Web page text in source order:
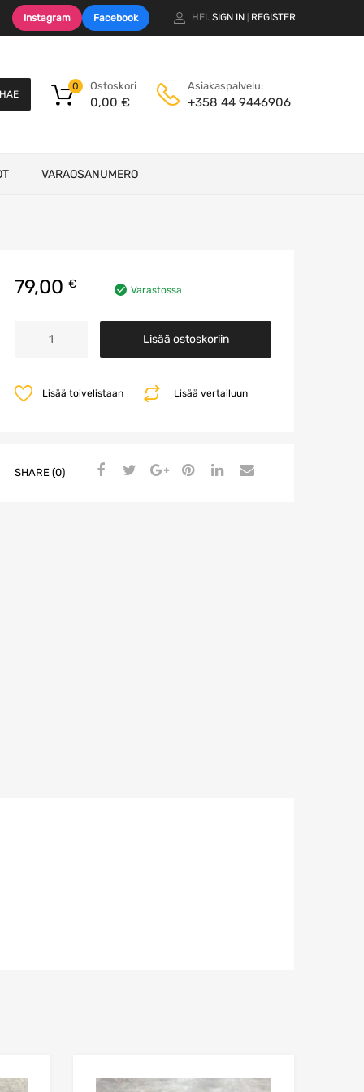
Instagram Facebook HEI. SIGN IN REGISTER
HAE
Ostoskori
0,00 €
0 Asiakaspalvelu:
+358 44 9446906
VARAOSANUMERO
79,00 € Varastossa
määrä
Lisää ostoskoriin
Lisää vertailuun
Lisää toivelistaan
SHARE (0)
Lisää toivelistaan